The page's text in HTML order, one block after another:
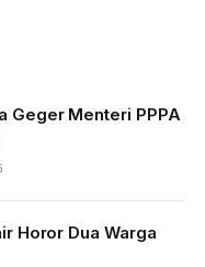
Geger Menteri PPPA
Horor Dua Warga